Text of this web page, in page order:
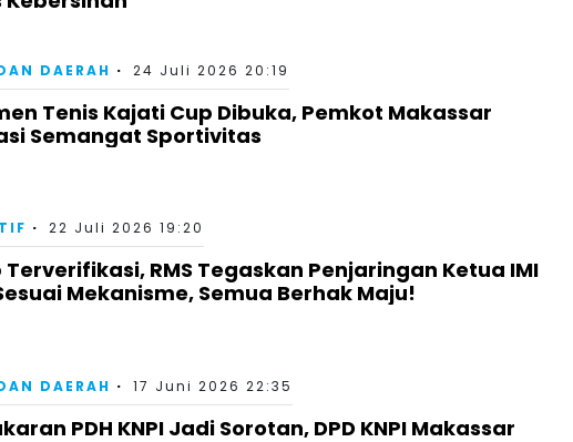
DAERAH 24 Juli 2026 20:19
Tenis Kajati Cup Dibuka, Pemkot Makassar
Semangat Sportivitas
22 Juli 2026 19:20
Terverifikasi, RMS Tegaskan Penjaringan Ketua IMI
Mekanisme, Semua Berhak Maju!
DAERAH 17 Juni 2026 22:35
PDH KNPI Jadi Sorotan, DPD KNPI Makassar